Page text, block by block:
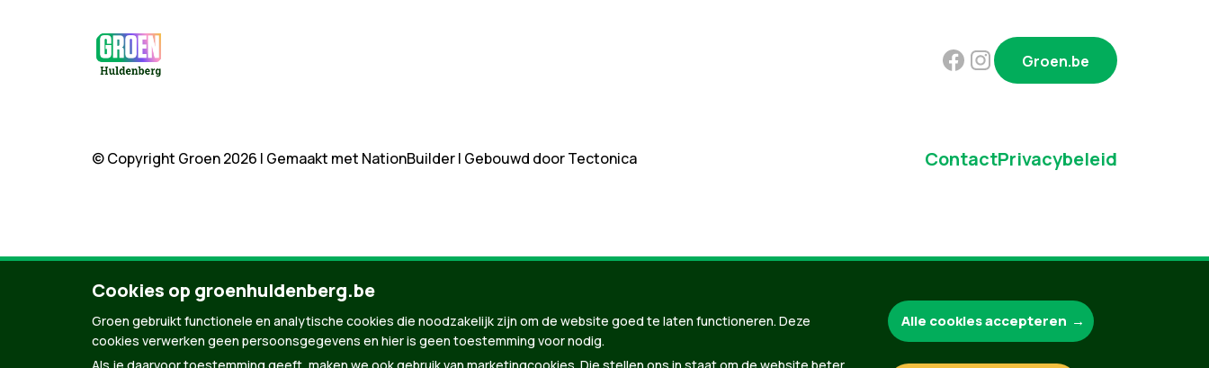
Groen.be
© Copyright Groen 2026 | Gemaakt met NationBuilder| Gebouwd doorTectonica ContactPrivacybeleid
Cookies op groenhuldenberg.be
Groen gebruikt functionele en analytische cookies die noodzakelijk zijn om de website goed te laten functioneren. Deze
cookies verwerken geen persoonsgegevens en hier is geen toestemming voor nodig.
Alle cookies accepteren